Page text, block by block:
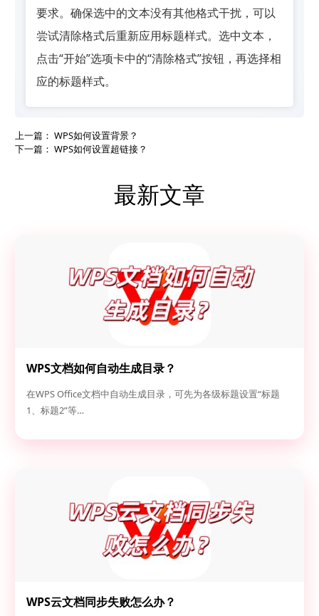
要求。确保选中的文本没有其他格式干扰，可以
尝试清除格式后重新应用标题样式。选中文本，
点击“开始”选项卡中的“清除格式”按钮，再选择相
应的标题样式。
上一篇： WPS如何设置背景？
下一篇： WPS如何设置超链接？
最新文章
WPS文档如何自动生成目录？
在WPS Office文档中自动生成目录，可先为各级标题设置“标题
1、标题2”等…
WPS云文档同步失败怎么办？